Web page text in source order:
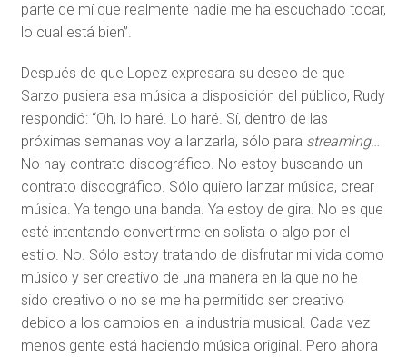
parte de mí que realmente nadie me ha escuchado tocar,
lo cual está bien”.
Después de que Lopez expresara su deseo de que
Sarzo pusiera esa música a disposición del público, Rudy
respondió: “Oh, lo haré. Lo haré. Sí, dentro de las
próximas semanas voy a lanzarla, sólo para streaming…
No hay contrato discográfico. No estoy buscando un
contrato discográfico. Sólo quiero lanzar música, crear
música. Ya tengo una banda. Ya estoy de gira. No es que
esté intentando convertirme en solista o algo por el
estilo. No. Sólo estoy tratando de disfrutar mi vida como
músico y ser creativo de una manera en la que no he
sido creativo o no se me ha permitido ser creativo
debido a los cambios en la industria musical. Cada vez
menos gente está haciendo música original. Pero ahora